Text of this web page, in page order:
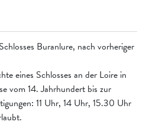
Buranlure, nach vorheriger
eines Schlosses an der Loire in
vom 14. Jahrhundert bis zur
11 Uhr, 14 Uhr, 15.30 Uhr